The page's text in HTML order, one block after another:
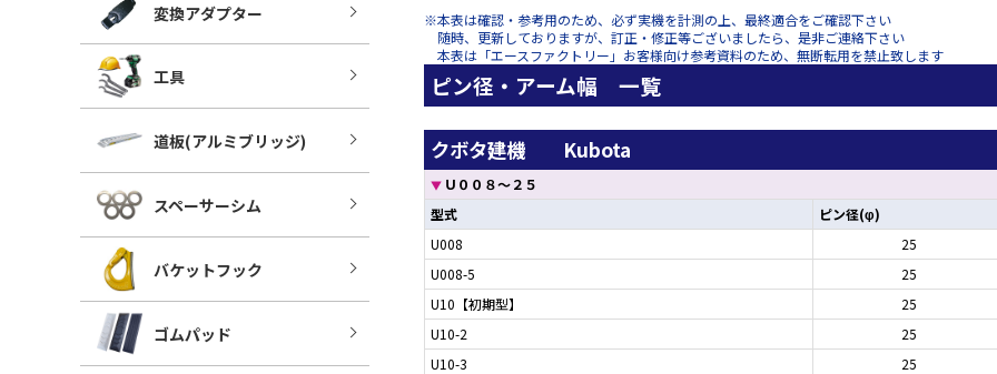
※本表は確認・参考用のため、必ず実機を計測の上、最終適合をご確認下さい
随時、更新しておりますが、訂正・修正等ございましたら、是非ご連絡下さい
本表は「エースファクトリー」お客様向け参考資料のため、無断転用を禁止致します
ピン径・アーム幅 一覧
クボタ建機 Kubota
▼ Ｕ００８～２５
型式
ピン径(φ)
U008
25
U008-5
25
U10【初期型】
25
U10-2
25
U10-3
25
変換アダプター
工具
道板(アルミブリッジ)
スペーサーシム
バケットフック
ゴムパッド